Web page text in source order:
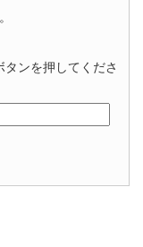
ンを押してくださ